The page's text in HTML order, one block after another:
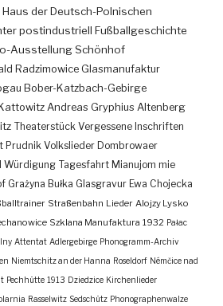
Haus der Deutsch-Polnischen
postindustriell Fußballgeschichte
AusstellungSchönhof
Radzimowice Glasmanufaktur
Bober-Katzbach-Gebirge
Andreas Gryphius Altenberg
Theaterstück Vergessene Inschriften
Prudnik Volkslieder Dombrowaer
Würdigung Tagesfahrt Mianujom mie
Grażyna Bułka Glasgravur Ewa Chojecka
Straßenbahn Lieder Alojzy Lysko
Szklana Manufaktura 1932 Pałac
Attentat Adlergebirge Phonogramm-Archiv
Niemtschitz an der Hanna Roseldorf Némčice nad
Pechhütte 1913 Dziedzice Kirchenlieder
Rasselwitz Sedschütz Phonographenwalze